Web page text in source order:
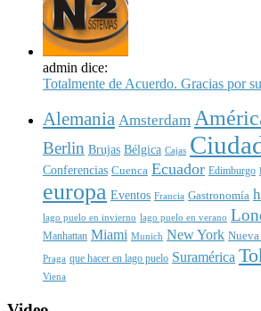
admin dice:
Totalmente de Acuerdo. Gracias por
Alemania Amsterdam
Berlin Brujas Bélgica Cajas
Conferencias Cuenca Ecuador Edimburgo
europa Eventos Francia Gastronomía
lago puelo en invierno lago puelo en verano
Manhattan Miami Munich New York
Praga que hacer en lago puelo Suramérica
Viena